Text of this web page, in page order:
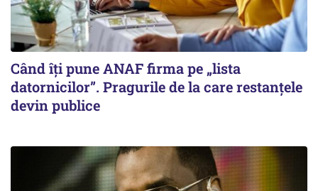
Când îți pune ANAF firma pe „lista
datornicilor”. Pragurile de la care restanțele
devin publice